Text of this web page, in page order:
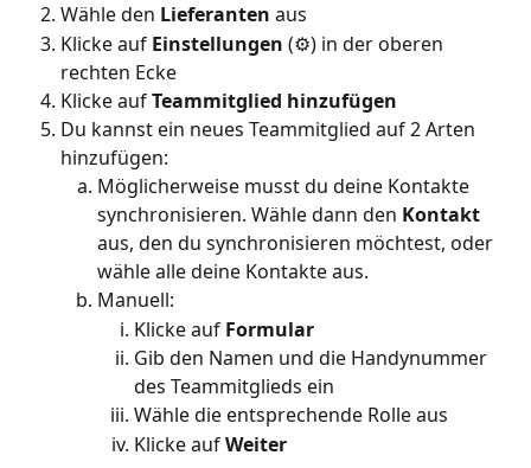
Wähle den Lieferanten aus
Klicke auf Einstellungen (⚙️) in der oberen
rechten Ecke
Klicke auf Teammitglied hinzufügen
Du kannst ein neues Teammitglied auf 2 Arten
hinzufügen:
Möglicherweise musst du deine Kontakte
synchronisieren. Wähle dann den Kontakt
aus, den du synchronisieren möchtest, oder
wähle alle deine Kontakte aus.
Manuell:
Klicke auf Formular
Gib den Namen und die Handynummer
des Teammitglieds ein
Wähle die entsprechende Rolle aus
Klicke auf Weiter